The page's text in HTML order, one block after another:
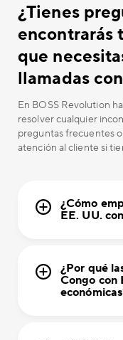
¿Tienes
encontrarás
que
llamadas
En BOSS Revolution
resolver cualquier
preguntas frecuentes
atención al cliente si
¿Cómo
EE. UU.
¿Por qué
Congo con